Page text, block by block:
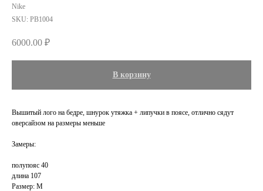
Nike
SKU: PB1004
6000.00 ₽
В корзину
Вышитый лого на бедре, шнурок утяжка + липучки в поясе, отлично сядут
оверсайзом на размеры меньше
Замеры:
полупояс 40
длина 107
Размер: M